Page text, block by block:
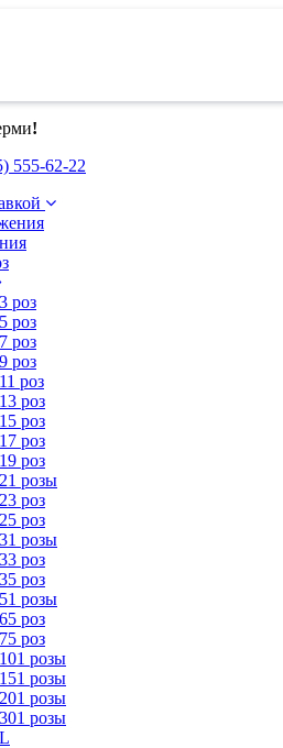
!
555-62-22
роз
роз
роз
роз
роз
роз
роз
роз
роз
розы
роз
роз
розы
роз
роз
розы
роз
роз
розы
розы
розы
розы